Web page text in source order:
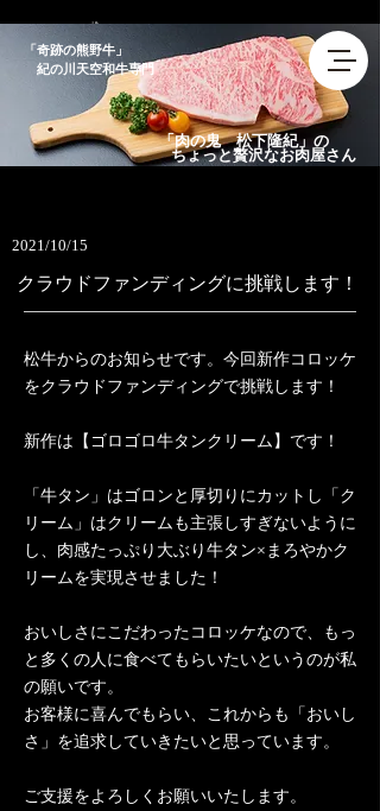
​「奇跡の熊野牛」
紀の川天空和牛専門
「肉の鬼 松下隆紀」の
ちょっと贅沢なお肉屋さん
2021/10/15
クラウドファンディングに挑戦します！
松牛からのお知らせです。今回新作コロッケ
をクラウドファンディングで挑戦します！
新作は【ゴロゴロ牛タンクリーム】です！
「牛タン」はゴロンと厚切りにカットし「ク
リーム」はクリームも主張しすぎないように
し、肉感たっぷり大ぶり牛タン×まろやかク
リームを実現させました！
おいしさにこだわったコロッケなので、もっ
と多くの人に食べてもらいたいというのが私
の願いです。
お客様に喜んでもらい、これからも「おいし
さ」を追求していきたいと思っています。
ご支援をよろしくお願いいたします。